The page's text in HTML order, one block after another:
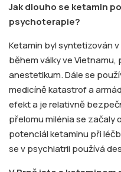
Jak dlouho se ketamin
psychoterapie?
Ketamin byl syntetizován
během války ve
anestetikum. Dále se
medicíně katastrof a
efekt a je relativně
přelomu milénia se
potenciál ketaminu při
se v psychiatrii používá